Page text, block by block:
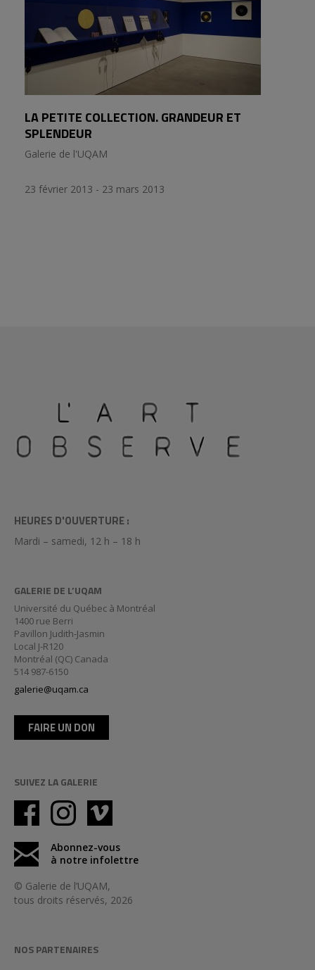
LA PETITE COLLECTION. GRANDEUR ET
SPLENDEUR
Galerie de l'UQAM
23 février 2013 - 23 mars 2013
HEURES D'OUVERTURE :
Mardi – samedi, 12 h – 18 h
GALERIE DE L’UQAM
Université du Québec à Montréal
1400 rue Berri
Pavillon Judith-Jasmin
Local J-R120
Montréal (QC) Canada
514 987-6150
galerie@uqam.ca
FAIRE UN DON
SUIVEZ LA GALERIE
Abonnez-vous
à notre infolettre
© Galerie de l’UQAM,
tous droits réservés, 2026
NOS PARTENAIRES